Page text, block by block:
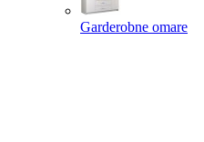
Garderobne omare